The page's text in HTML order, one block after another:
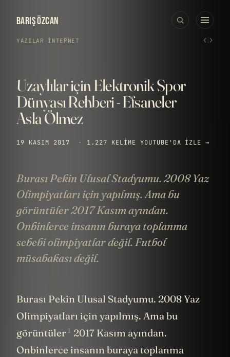
BARIŞ ÖZCAN
YAZILAR İNTERNET ‹›
Uzaylılar için Elektronik Spor
Dünyası Rehberi - Efsaneler
Asla Ölmez
19 KASIM 2017 · 1.227 KELIME YOUTUBE'DA IZLE →
Burası Pekin Ulusal Stadyumu. 2008 Yaz
Olimpiyatları için yapılmış. Ama bu
görüntüler 2017 Kasım ayından.
Onbinlerce insanın buraya toplanma
sebebi olimpiyatlar değil. Futbol
müsabakası değil.
Burası Pekin Ulusal Stadyumu. 2008 Yaz
Olimpiyatları için yapılmış. Ama bu
görüntüler1 2017 Kasım ayından.
Onbinlerce insanın buraya toplanma